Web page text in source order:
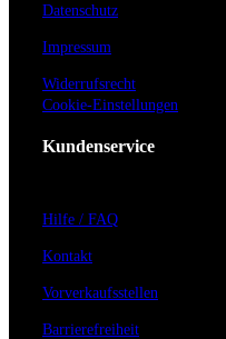
Datenschutz
Impressum
Widerrufsrecht
Cookie-Einstellungen
Kundenservice
Hilfe / FAQ
Kontakt
Vorverkaufsstellen
Barrierefreiheit